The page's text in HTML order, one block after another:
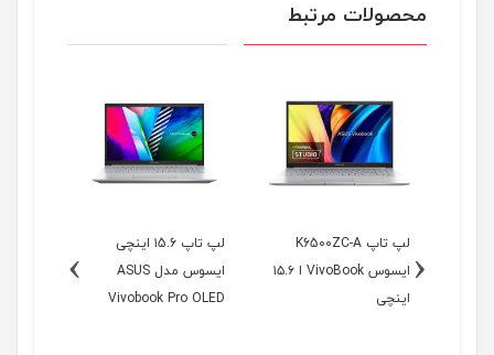
محصولات مرتبط
لپ تاپ K6500ZC-A
ایسوس VivoBook ا ۱۵.۶
اینچی
لپ تاپ ۱5.6 اینچی
ایسوس مدل ASUS
Vivobook Pro OLED
‹
›